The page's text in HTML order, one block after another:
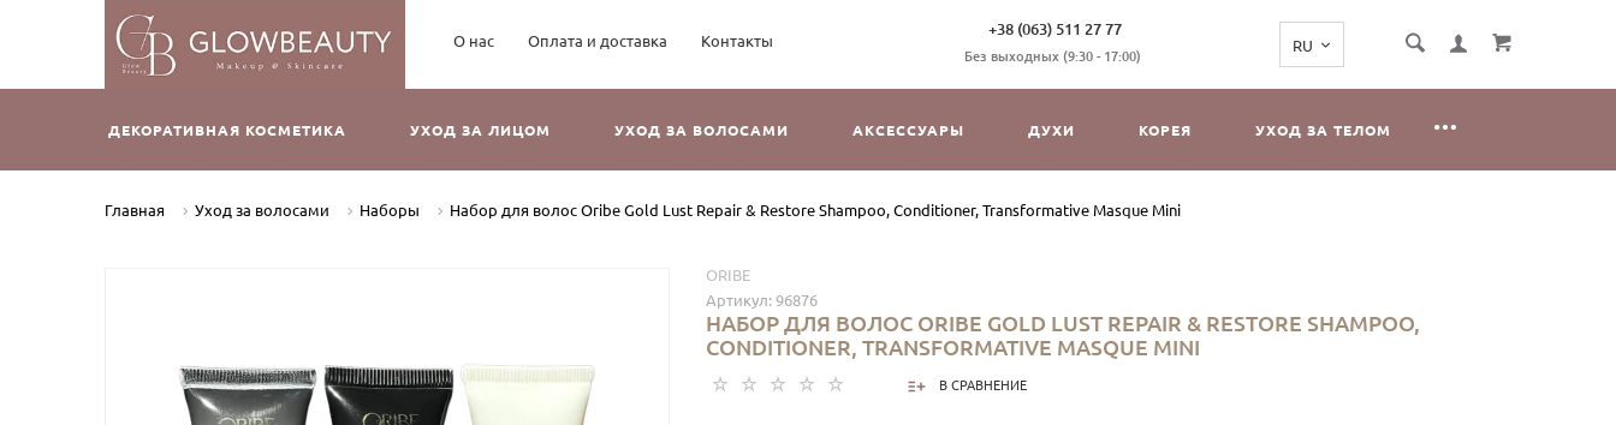
+38 (063) 511 27 77
Без выходных (9:30 - 17:00)
О нас Оплата и доставка Контакты
ДЕКОРАТИВНАЯ КОСМЕТИКА УХОД ЗА ЛИЦОМ УХОД ЗА ВОЛОСАМИ АКСЕССУАРЫ ДУХИ КОРЕЯ УХОД ЗА ТЕЛОМ
Главная Уход за волосами Наборы Набор для волос Oribe Gold Lust Repair & Restore Shampoo, Conditioner, Transformative Masque Mini
ORIBE
Артикул: 96876
НАБОР ДЛЯ ВОЛОС ORIBE GOLD LUST REPAIR & RESTORE SHAMPOO,
CONDITIONER, TRANSFORMATIVE MASQUE MINI
В СРАВНЕНИЕ